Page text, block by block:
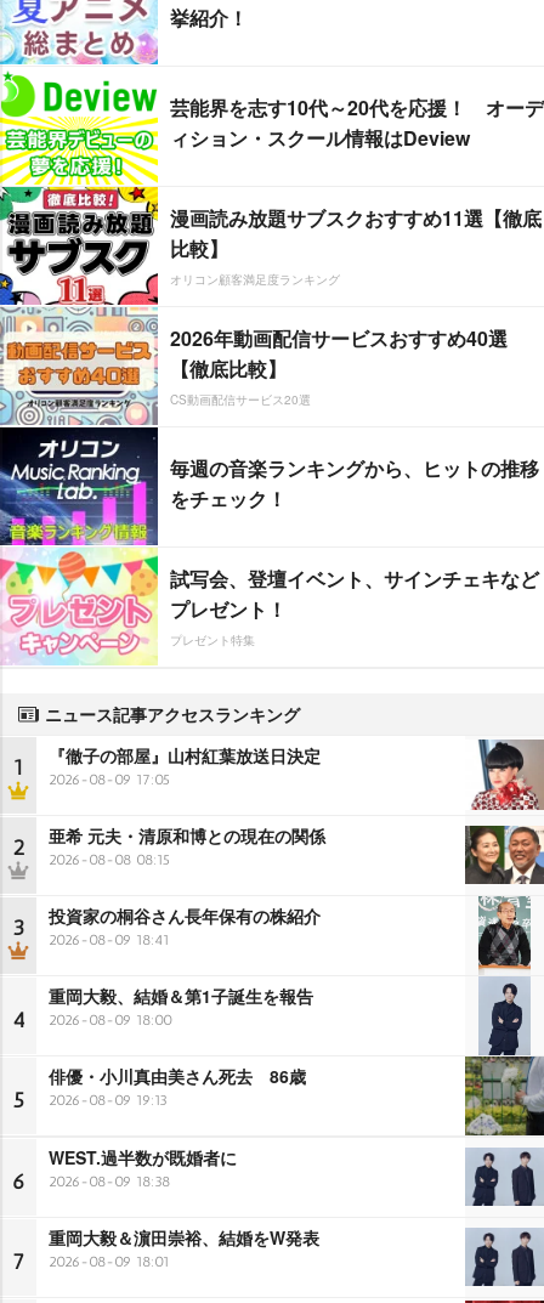
挙紹介！
芸能界を志す10代～20代を応援！ オーデ
ィション・スクール情報はDeview
漫画読み放題サブスクおすすめ11選【徹底
比較】
オリコン顧客満足度ランキング
2026年動画配信サービスおすすめ40選
【徹底比較】
CS動画配信サービス20選
毎週の音楽ランキングから、ヒットの推移
をチェック！
試写会、登壇イベント、サインチェキなど
プレゼント！
プレゼント特集
ニュース記事アクセスランキング
1 『徹子の部屋』山村紅葉放送日決定
2026-08-09 17:05
2 亜希 元夫・清原和博との現在の関係
2026-08-08 08:15
3 投資家の桐谷さん長年保有の株紹介
2026-08-09 18:41
4
重岡大毅、結婚＆第1子誕生を報告
2026-08-09 18:00
5
俳優・小川真由美さん死去 86歳
2026-08-09 19:13
6
WEST.過半数が既婚者に
2026-08-09 18:38
7
重岡大毅＆濵田崇裕、結婚をW発表
2026-08-09 18:01